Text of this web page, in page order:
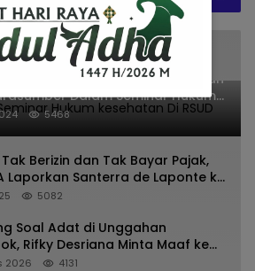
Herman, S.H.,M.H.,MSi Menjadi Salah
Dalam Seminar Hukum
Di RSUD Leuwiliang
5468
Berizin dan Tak Bayar Pajak,
Laporkan Santerra de Laponte ke
Kota Batu
5082
Soal Adat di Unggahan
Rifky Desriana Minta Maaf ke
Bupati Kubar
2026 4131